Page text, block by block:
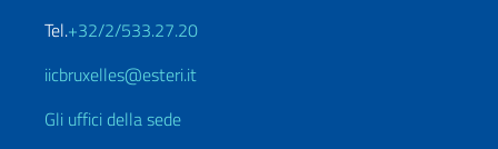
Tel.+32/2/533.27.20
iicbruxelles@esteri.it
Gli uffici della sede